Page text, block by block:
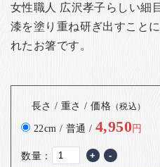
女性職人 広沢孝子らしい細
漆を塗り重ね研ぎ出すこと
れたお箸です。
長さ / 重さ / 価格 （税込）
22cm / 普通 /4,950円
数量： + -